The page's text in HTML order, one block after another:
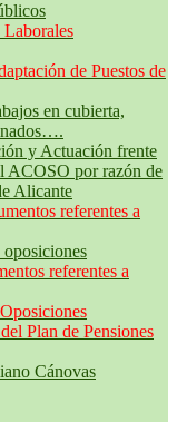
Laborales
de Puestos de
en cubierta,
y Actuación frente
por razón de
Alicante
referentes a
oposiciones
referentes a
Plan de Pensiones
Cánovas